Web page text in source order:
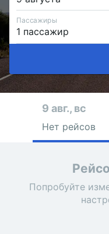
Пассажиры
9 авг., вс
Нет рейсов
Попробуйте